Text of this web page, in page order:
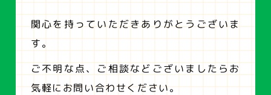
関心を持っていただきありがとうございま
す。
ご不明な点、ご相談などございましたらお
気軽にお問い合わせください。